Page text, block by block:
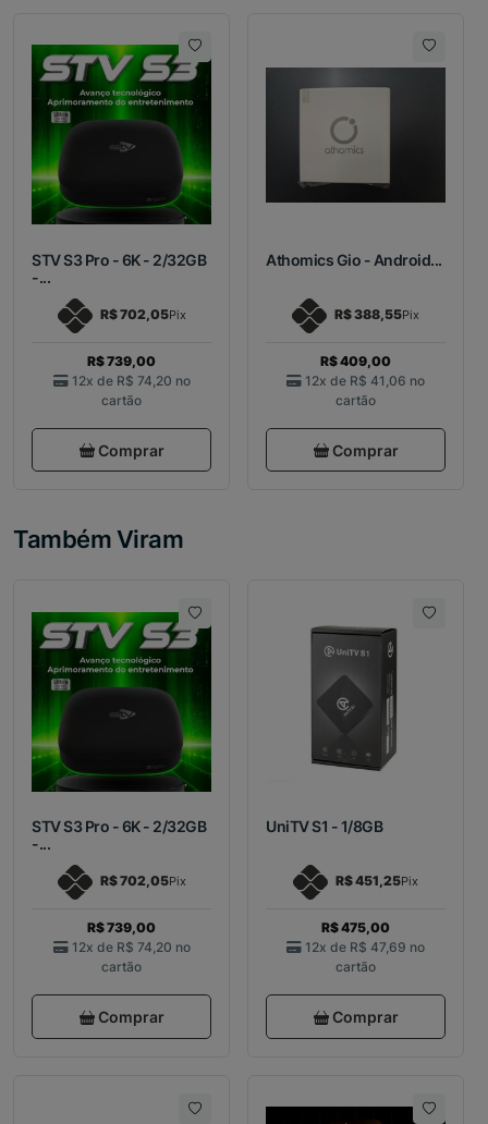
STV S3 Pro - 6K - 2/32GB
-...
R$ 702,05Pix
R$ 739,00
12x de R$ 74,20 no
cartão
Comprar
Athomics Gio - Android...
R$ 388,55Pix
R$ 409,00
12x de R$ 41,06 no
cartão
Comprar
Também Viram
STV S3 Pro - 6K - 2/32GB
-...
R$ 702,05Pix
R$ 739,00
12x de R$ 74,20 no
cartão
Comprar
UniTV S1 - 1/8GB
R$ 451,25Pix
R$ 475,00
12x de R$ 47,69 no
cartão
Comprar